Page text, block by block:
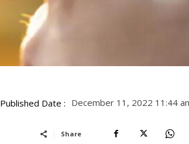
Published Date : December 11, 2022 11:44
Share